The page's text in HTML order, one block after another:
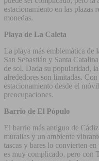
estacionamiento en las plazas
monedas.
Playa de La Caleta
La playa más emblemática de
San Sebastián y Santa
de sol. Dada su popularidad,
alrededores son limitadas.
estacionamiento desde el
preocupaciones.
Barrio de El Pópulo
El barrio más antiguo de
murallas y un ambiente
tascas y bares lo convierten
es muy complicado, pero con